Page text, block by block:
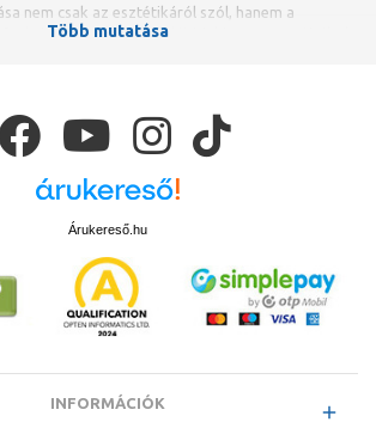
nem csak az esztétikáról szól, hanem a
funkcionalitásról is. Az alábbiakban megpróbáltuk
Több mutatása
Árukereső.hu
INFORMÁCIÓK